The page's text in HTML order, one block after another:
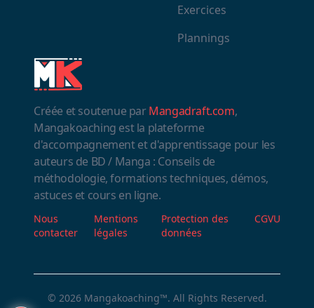
Créée et soutenue parMangadraft.com,
Mangakoaching est la plateforme
d'accompagnement et d'apprentissage pour les
auteurs de BD / Manga : Conseils de
méthodologie, formations techniques, démos,
astuces et cours en ligne.
Nous
contacter
Mentions
légales
Protection des
données
CGVU
Exercices
Plannings
© 2026 Mangakoaching™. All Rights Reserved.